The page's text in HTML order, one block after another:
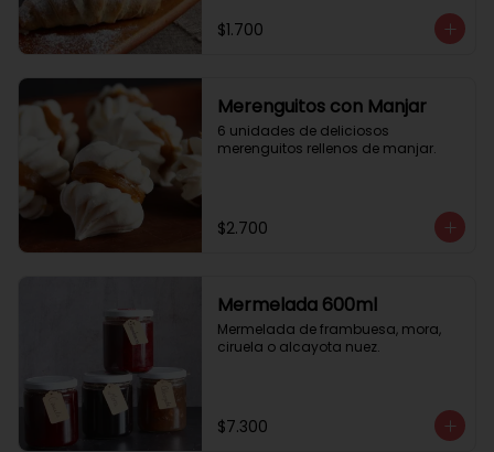
$1.700
Merenguitos con Manjar
6 unidades de deliciosos
merenguitos rellenos de manjar.
$2.700
Mermelada 600ml
Mermelada de frambuesa, mora,
ciruela o alcayota nuez.
$7.300